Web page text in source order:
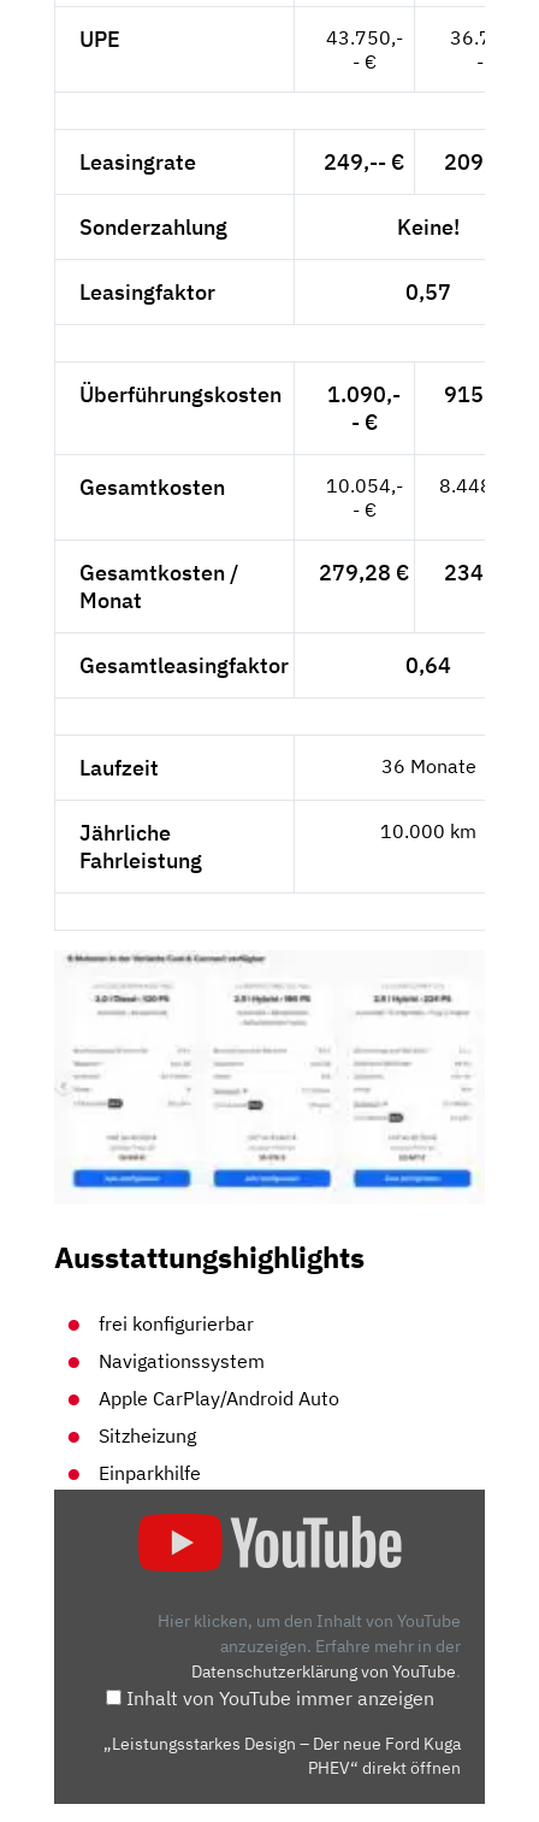
UPE
43.750,-
- €
36.765,-
- €
Leasingrate 249,-- € 209,24 €
Sonderzahlung Keine!
Leasingfaktor 0,57
Überführungskosten
1.090,-
- €
915,97 €
Gesamtkosten
10.054,-
- €
8.448,74 €
Gesamtkosten /
Monat
279,28 € 234,69 €
Gesamtleasingfaktor 0,64
Laufzeit 36 Monate
Jährliche
Fahrleistung
10.000 km
Ausstattungshighlights
frei konfigurierbar
Navigationssystem
Apple CarPlay/Android Auto
Sitzheizung
Einparkhilfe
PHEV“
Hier klicken, um den Inhalt von YouTube
anzuzeigen. Erfahre mehr in der
Datenschutzerklärung von YouTube.
Inhalt von YouTube immer anzeigen
„Leistungsstarkes Design – Der neue Ford Kuga
PHEV“ direkt öffnen